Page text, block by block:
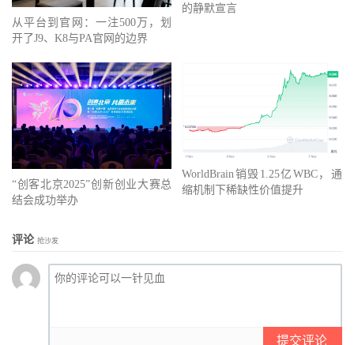
从平台到官网：一注500万，划
开了J9、K8与PA官网的边界
的静默宣言
“创客北京2025”创新创业大赛总
结会成功举办
WorldBrain销毁1.25亿WBC，通
缩机制下稀缺性价值提升
评论 抢沙发
提交评论